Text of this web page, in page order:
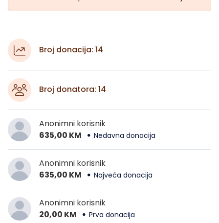
Broj donacija: 14
Broj donatora: 14
Anonimni korisnik
635,00 KM
Nedavna donacija
Anonimni korisnik
635,00 KM
Najveća donacija
Anonimni korisnik
20,00 KM
Prva donacija